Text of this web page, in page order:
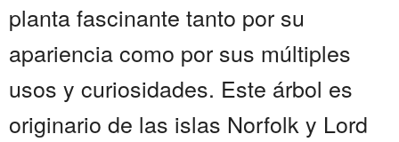
planta fascinante tanto por su
apariencia como por sus múltiples
usos y curiosidades. Este árbol es
originario de las islas Norfolk y Lord